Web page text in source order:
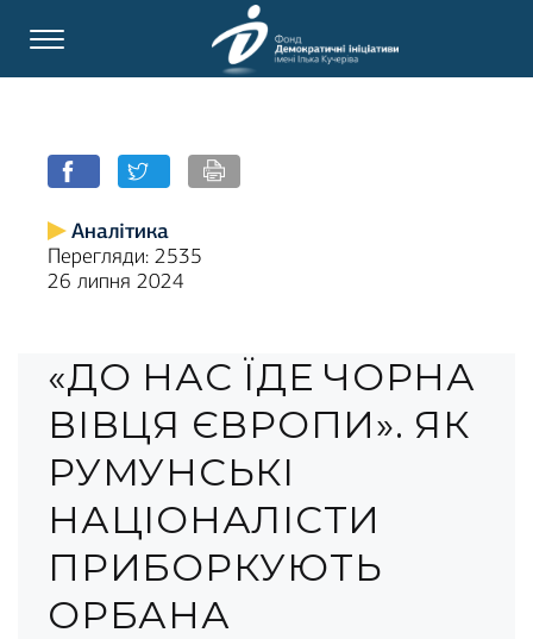
Аналітика
Перегляди: 2535
26 липня 2024
«ДО НАС ЇДЕ ЧОРНА
ВІВЦЯ ЄВРОПИ». ЯК
РУМУНСЬКІ
НАЦІОНАЛІСТИ
ПРИБОРКУЮТЬ
ОРБАНА